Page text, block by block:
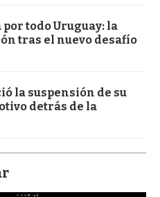
todo Uruguay: la
tras el nuevo desafío
la suspensión de su
detrás de la